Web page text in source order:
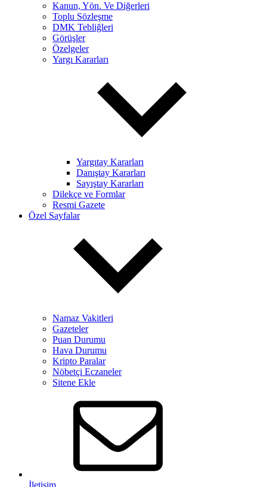
Kanun, Yön. Ve Diğerleri
Toplu Sözleşme
DMK Tebliğleri
Görüşler
Özelgeler
Yargı Kararları
Yargıtay Kararları
Danıştay Kararları
Sayıştay Kararları
Dilekçe ve Formlar
Resmi Gazete
Özel Sayfalar
Namaz Vakitleri
Gazeteler
Puan Durumu
Hava Durumu
Kripto Paralar
Nöbetçi Eczaneler
Sitene Ekle
İletişim